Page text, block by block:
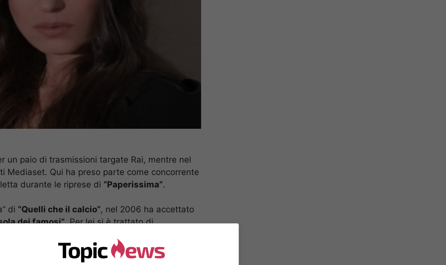
un paio di trasmissioni targate Rai, mentre nel
Mediaset. Qui ha preso parte come concorrente
durante le riprese di “Paperissima”.
di “Quelli che il calcio”, nel 2006 ha accettato
dei famosi”. Per lei si è trattato di
che è arrivata in finale piazzandosi al termine di
sfruttato appieno la sua opportunità,
italiano. Purtroppo però, qualche tempo dopo,